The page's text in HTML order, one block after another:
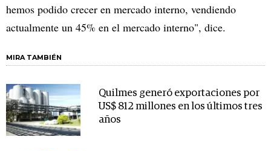
hemos podido crecer en mercado interno, vendiendo
actualmente un 45% en el mercado interno", dice.
MIRA TAMBIÉN
Quilmes generó exportaciones por
US$ 812 millones en los últimos tres
años